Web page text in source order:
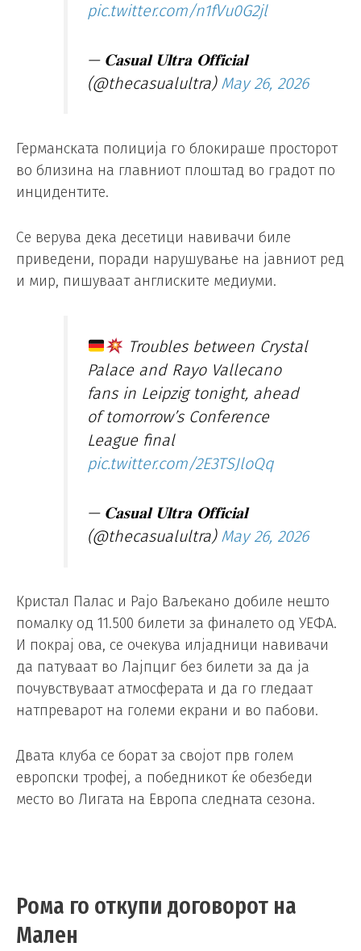
pic.twitter.com/n1fVu0G2jl
— 𝐂𝐚𝐬𝐮𝐚𝐥 𝐔𝐥𝐭𝐫𝐚 𝐎𝐟𝐟𝐢𝐜𝐢𝐚𝐥
(@thecasualultra) May 26, 2026
Германската полиција го блокираше просторот
во близина на главниот плоштад во градот по
инцидентите.
Се верува дека десетици навивачи биле
приведени, поради нарушување на јавниот ред
и мир, пишуваат англиските медиуми.
Troubles between Crystal
Palace and Rayo Vallecano
fans in Leipzig tonight, ahead
of tomorrow’s Conference
League final
pic.twitter.com/2E3TSJloQq
— 𝐂𝐚𝐬𝐮𝐚𝐥 𝐔𝐥𝐭𝐫𝐚 𝐎𝐟𝐟𝐢𝐜𝐢𝐚𝐥
(@thecasualultra) May 26, 2026
Кристал Палас и Рајо Ваљекано добиле нешто
помалку од 11.500 билети за финалето од УЕФА.
И покрај ова, се очекува илјадници навивачи
да патуваат во Лајпциг без билети за да ја
почувствуваат атмосферата и да го гледаат
натпреварот на големи екрани и во пабови.
Двата клуба се борат за својот прв голем
европски трофеј, а победникот ќе обезбеди
место во Лигата на Европа следната сезона.
Рома го откупи договорот на
Мален